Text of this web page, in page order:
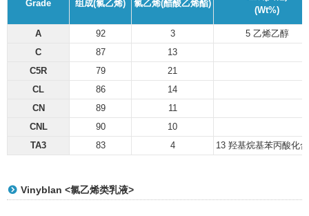
Grade 组成(氯乙烯) 氯乙烯(醋酸乙烯酯)
(Wt%)
A 92 3
5 乙烯乙醇
C
87
13
C5R
79
21
CL
86
14
CN
89
11
CNL
90
10
TA3
83 4 13 羟基烷基苯丙酸化
Vinyblan <氯乙烯类乳液>